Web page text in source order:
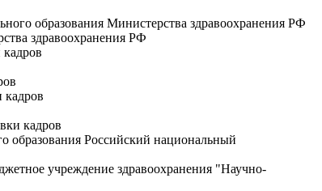
образования Министерства здравоохранения РФ
здравоохранения РФ
кадров
кадров
образования Российский национальный
учреждение здравоохранения "Научно-